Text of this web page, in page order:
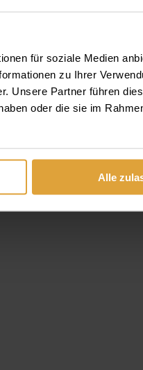
für soziale Medien
zu Ihrer
Unsere Partner führen
oder die sie im
Alle